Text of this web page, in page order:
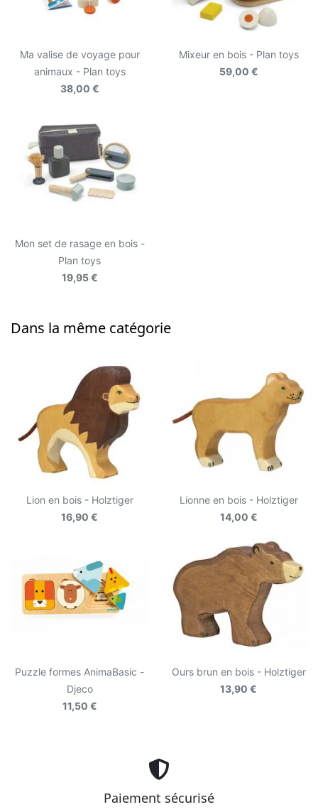
Ma valise de voyage pour
animaux - Plan toys
38,00 €
Mixeur en bois - Plan toys
59,00 €
Mon set de rasage en bois -
Plan toys
19,95 €
Dans la même catégorie
Lion en bois - Holztiger
16,90 €
Lionne en bois - Holztiger
14,00 €
Puzzle formes AnimaBasic -
Djeco
11,50 €
Ours brun en bois - Holztiger
13,90 €
Paiement sécurisé